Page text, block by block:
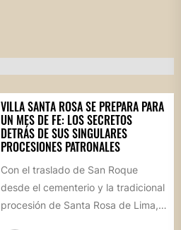
VILLA SANTA ROSA SE PREPARA PARA
UN MES DE FE: LOS SECRETOS
DETRÁS DE SUS SINGULARES
PROCESIONES PATRONALES
Con el traslado de San Roque
desde el cementerio y la tradicional
procesión de Santa Rosa de Lima,